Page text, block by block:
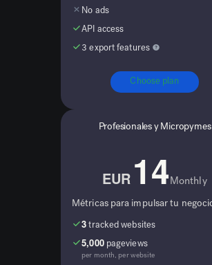
No ads
API access
3 export features
Choose plan
Profesionales y Micropymes
EUR 14Monthly
Métricas para impulsar tu
3 tracked websites
5,000pageviews
per month, per website